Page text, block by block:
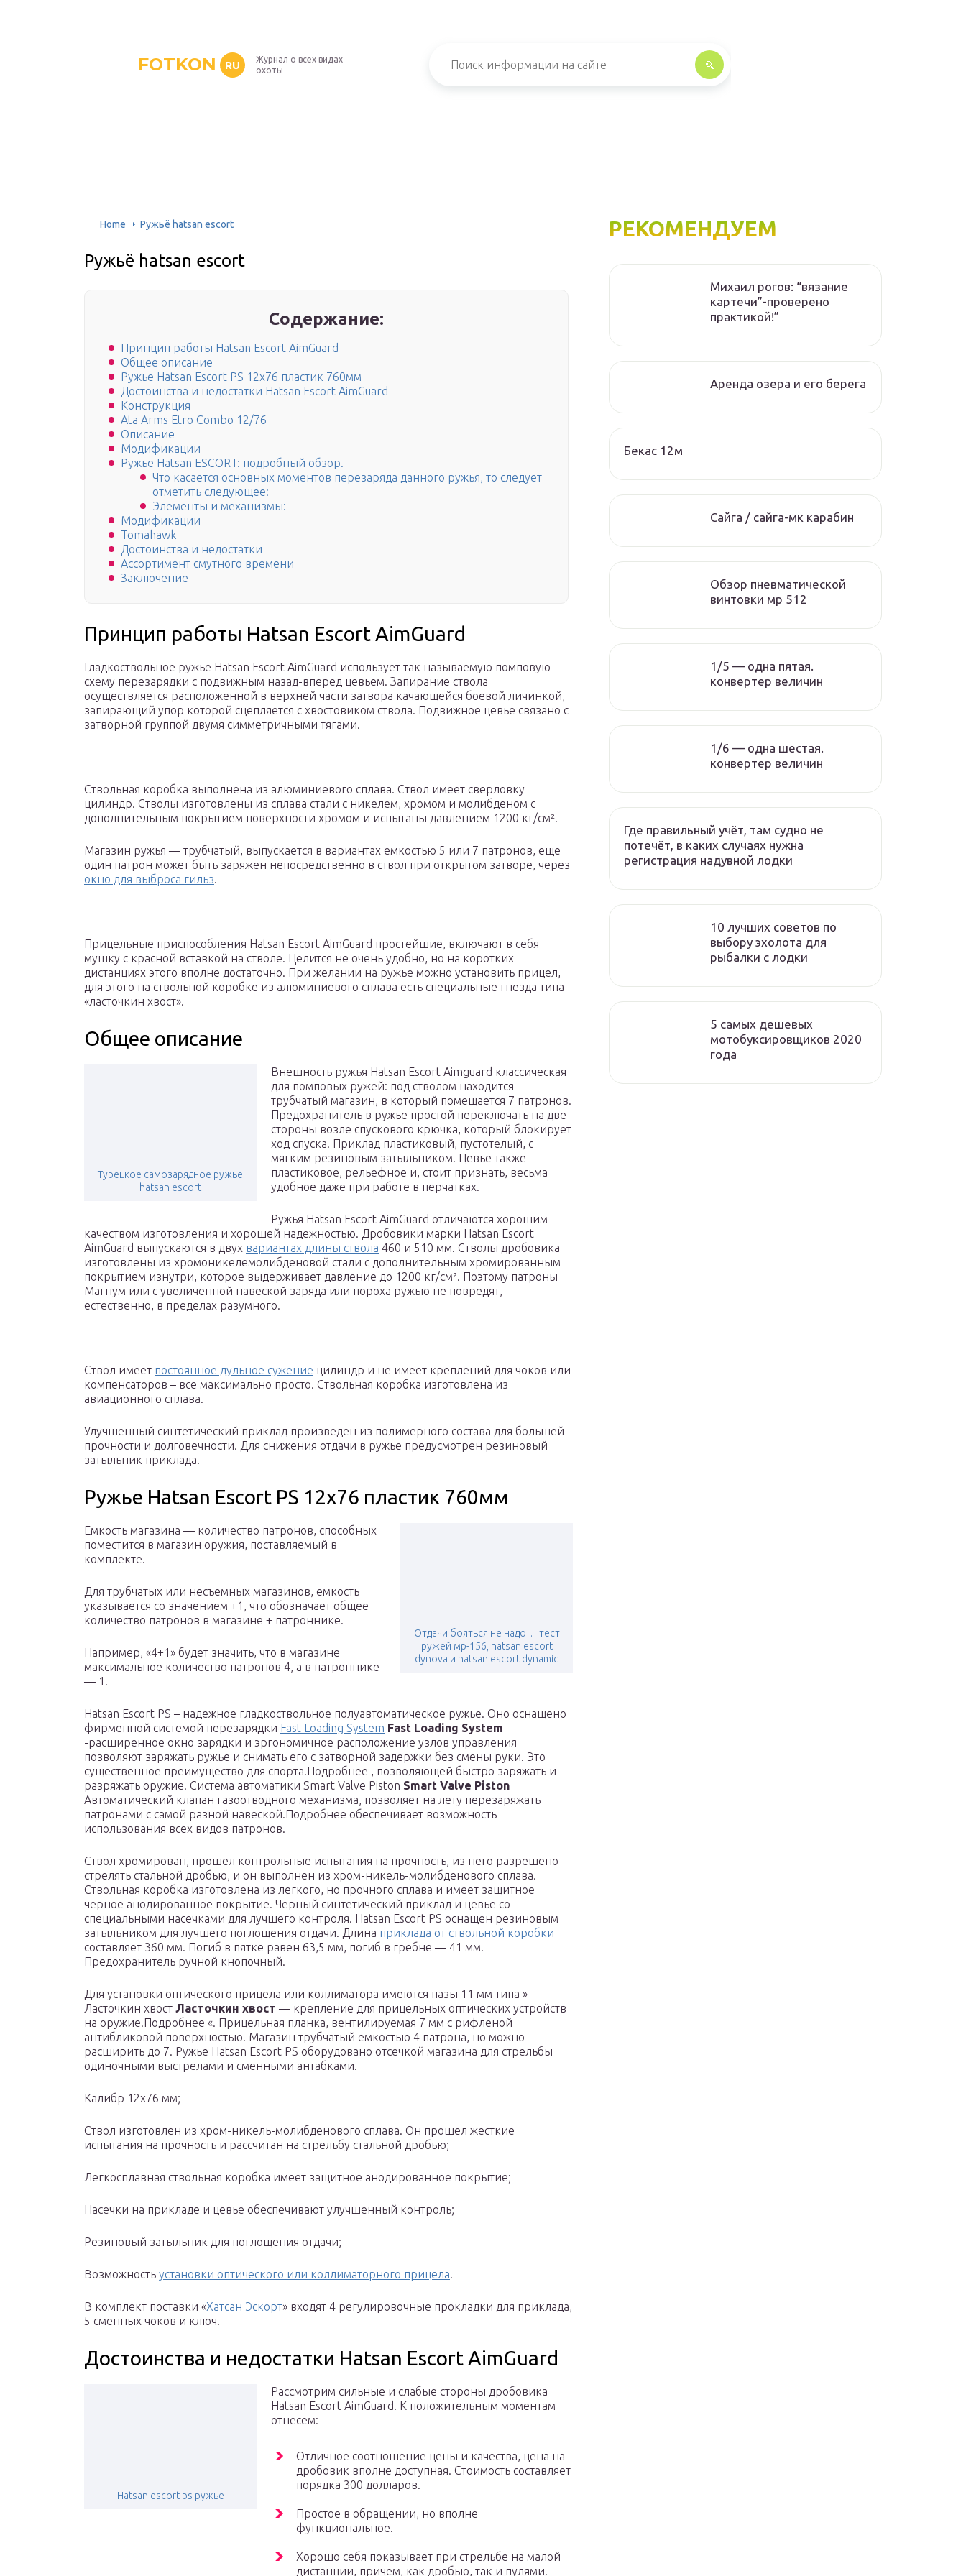
FOTKON RU
Журнал о всех видах
охоты
Home Ружьё hatsan escort
Ружьё hatsan escort
Содержание:
Принцип работы Hatsan Escort AimGuard
Общее описание
Ружье Hatsan Escort PS 12х76 пластик 760мм
Достоинства и недостатки Hatsan Escort AimGuard
Конструкция
Ata Arms Etro Combo 12/76
Описание
Модификации
Ружье Hatsan ESCORT: подробный обзор.
Что касается основных моментов перезаряда данного ружья, то следует
отметить следующее:
Элементы и механизмы:
Модификации
Tomahawk
Достоинства и недостатки
Ассортимент смутного времени
Заключение
Принцип работы Hatsan Escort AimGuard
Гладкоствольное ружье Hatsan Escort AimGuard использует так называемую помповую
схему перезарядки с подвижным назад-вперед цевьем. Запирание ствола
осуществляется расположенной в верхней части затвора качающейся боевой личинкой,
запирающий упор которой сцепляется с хвостовиком ствола. Подвижное цевье связано с
затворной группой двумя симметричными тягами.
Ствольная коробка выполнена из алюминиевого сплава. Ствол имеет сверловку
цилиндр. Стволы изготовлены из сплава стали с никелем, хромом и молибденом с
дополнительным покрытием поверхности хромом и испытаны давлением 1200 кг/см².
Магазин ружья — трубчатый, выпускается в вариантах емкостью 5 или 7 патронов, еще
один патрон может быть заряжен непосредственно в ствол при открытом затворе, через
окно для выброса гильз.
Прицельные приспособления Hatsan Escort AimGuard простейшие, включают в себя
мушку с красной вставкой на стволе. Целится не очень удобно, но на коротких
дистанциях этого вполне достаточно. При желании на ружье можно установить прицел,
для этого на ствольной коробке из алюминиевого сплава есть специальные гнезда типа
«ласточкин хвост».
Общее описание
Турецкое самозарядное ружье
hatsan escort
Внешность ружья Hatsan Escort Aimguard классическая
для помповых ружей: под стволом находится
трубчатый магазин, в который помещается 7 патронов.
Предохранитель в ружье простой переключать на две
стороны возле спускового крючка, который блокирует
ход спуска. Приклад пластиковый, пустотелый, с
мягким резиновым затыльником. Цевье также
пластиковое, рельефное и, стоит признать, весьма
удобное даже при работе в перчатках.
Ружья Hatsan Escort AimGuard отличаются хорошим
качеством изготовления и хорошей надежностью. Дробовики марки Hatsan Escort
AimGuard выпускаются в двух вариантах длины ствола 460 и 510 мм. Стволы дробовика
изготовлены из хромоникелемолибденовой стали с дополнительным хромированным
покрытием изнутри, которое выдерживает давление до 1200 кг/см². Поэтому патроны
Магнум или с увеличенной навеской заряда или пороха ружью не повредят,
естественно, в пределах разумного.
Ствол имеет постоянное дульное сужение цилиндр и не имеет креплений для чоков или
компенсаторов – все максимально просто. Ствольная коробка изготовлена из
авиационного сплава.
Улучшенный синтетический приклад произведен из полимерного состава для большей
прочности и долговечности. Для снижения отдачи в ружье предусмотрен резиновый
затыльник приклада.
Ружье Hatsan Escort PS 12х76 пластик 760мм
Отдачи бояться не надо… тест
ружей мр-156, hatsan escort
dynova и hatsan escort dynamic
Емкость магазина — количество патронов, способных
поместится в магазин оружия, поставляемый в
комплекте.
Для трубчатых или несъемных магазинов, емкость
указывается со значением +1, что обозначает общее
количество патронов в магазине + патроннике.
Например, «4+1» будет значить, что в магазине
максимальное количество патронов 4, а в патроннике
— 1.
Hatsan Escort PS – надежное гладкоствольное полуавтоматическое ружье. Оно оснащено
фирменной системой перезарядки Fast Loading System Fast Loading System
-расширенное окно зарядки и эргономичное расположение узлов управления
позволяют заряжать ружье и снимать его с затворной задержки без смены руки. Это
существенное преимущество для спорта.Подробнее , позволяющей быстро заряжать и
разряжать оружие. Система автоматики Smart Valve Piston Smart Valve Piston
Автоматический клапан газоотводного механизма, позволяет на лету перезаряжать
патронами с самой разной навеской.Подробнее обеспечивает возможность
использования всех видов патронов.
Ствол хромирован, прошел контрольные испытания на прочность, из него разрешено
стрелять стальной дробью, и он выполнен из хром-никель-молибденового сплава.
Ствольная коробка изготовлена из легкого, но прочного сплава и имеет защитное
черное анодированное покрытие. Черный синтетический приклад и цевье со
специальными насечками для лучшего контроля. Hatsan Escort PS оснащен резиновым
затыльником для лучшего поглощения отдачи. Длина приклада от ствольной коробки
составляет 360 мм. Погиб в пятке равен 63,5 мм, погиб в гребне — 41 мм.
Предохранитель ручной кнопочный.
Для установки оптического прицела или коллиматора имеются пазы 11 мм типа »
Ласточкин хвост Ласточкин хвост — крепление для прицельных оптических устройств
на оружие.Подробнее «. Прицельная планка, вентилируемая 7 мм с рифленой
антибликовой поверхностью. Магазин трубчатый емкостью 4 патрона, но можно
расширить до 7. Ружье Hatsan Escort PS оборудовано отсечкой магазина для стрельбы
одиночными выстрелами и сменными антабками.
Калибр 12х76 мм;
Ствол изготовлен из хром-никель-молибденового сплава. Он прошел жесткие
испытания на прочность и рассчитан на стрельбу стальной дробью;
Легкосплавная ствольная коробка имеет защитное анодированное покрытие;
Насечки на прикладе и цевье обеспечивают улучшенный контроль;
Резиновый затыльник для поглощения отдачи;
Возможность установки оптического или коллиматорного прицела.
В комплект поставки «Хатсан Эскорт» входят 4 регулировочные прокладки для приклада,
5 сменных чоков и ключ.
Достоинства и недостатки Hatsan Escort AimGuard
Hatsan escort ps ружье
Рассмотрим сильные и слабые стороны дробовика
Hatsan Escort AimGuard. К положительным моментам
отнесем:
Отличное соотношение цены и качества, цена на
дробовик вполне доступная. Стоимость составляет
порядка 300 долларов.
Простое в обращении, но вполне
функциональное.
Хорошо себя показывает при стрельбе на малой
дистанции, причем, как дробью, так и пулями.
РЕКОМЕНДУЕМ
Михаил рогов: “вязание
картечи”-проверено
практикой!”
Аренда озера и его берега
Бекас 12м
Сайга / сайга-мк карабин
Обзор пневматической
винтовки мр 512
1/5 — одна пятая.
конвертер величин
1/6 — одна шестая.
конвертер величин
Где правильный учёт, там судно не
потечёт, в каких случаях нужна
регистрация надувной лодки
10 лучших советов по
выбору эхолота для
рыбалки с лодки
5 самых дешевых
мотобуксировщиков 2020
года